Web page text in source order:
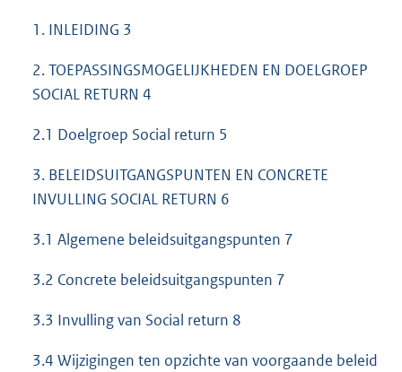
1. INLEIDING 3
2. TOEPASSINGSMOGELIJKHEDEN EN DOELGROEP
SOCIAL RETURN 4
2.1 Doelgroep Social return 5
3. BELEIDSUITGANGSPUNTEN EN CONCRETE
INVULLING SOCIAL RETURN 6
3.1 Algemene beleidsuitgangspunten 7
3.2 Concrete beleidsuitgangspunten 7
3.3 Invulling van Social return 8
3.4 Wijzigingen ten opzichte van voorgaande beleid